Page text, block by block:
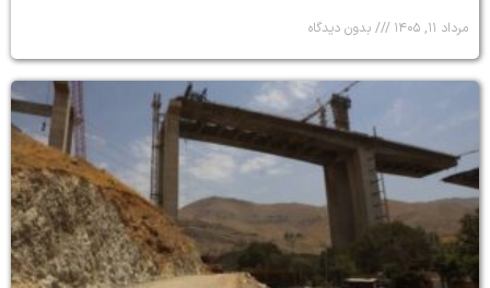
مرداد ۱۱, ۱۴۰۵ بدون دیدگاه